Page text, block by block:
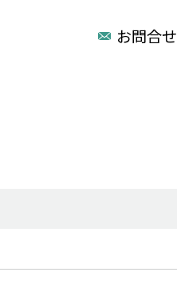
お問合せ